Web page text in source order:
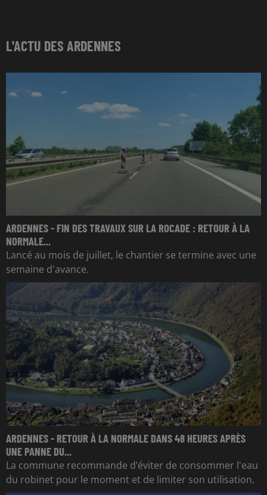
L'ACTU DES ARDENNES
ARDENNES - FIN DES TRAVAUX SUR LA ROCADE : RETOUR À LA
NORMALE...
Lancé au mois de juillet, le chantier se termine avec une
semaine d'avance.
ARDENNES - RETOUR À LA NORMALE DANS 48 HEURES APRÈS
UNE PANNE DU...
La commune recommande d’éviter de consommer l'eau
du robinet pour le moment et de limiter son utilisation.